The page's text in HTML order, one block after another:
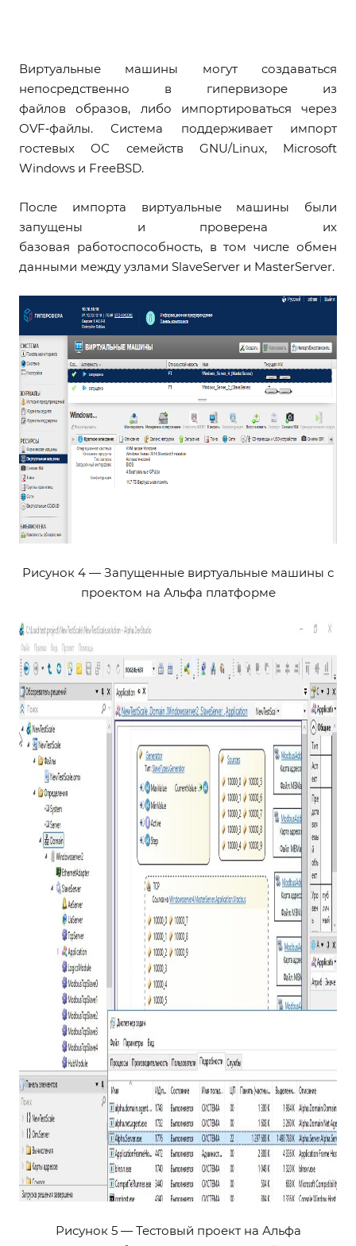
Виртуальные машины могут создаваться
непосредственно в гипервизоре из
файлов образов, либо импортироваться через
OVF‑файлы. Система поддерживает импорт
гостевых ОС семейств GNU/Linux, Microsoft
Windows и FreeBSD.
После импорта виртуальные машины были
запущены и проверена их
базовая работоспособность, в том числе обмен
данными между узлами SlaveServer и MasterServer.
Рисунок 4 — Запущенные виртуальные машины с
проектом на Альфа платформе
Рисунок 5 — Тестовый проект на Альфа